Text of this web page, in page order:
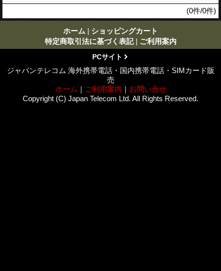
(0件/0件)
ホーム | ショッピングカート
特定商取引法に基づく表記 | ご利用案内
PCサイト
ジャパンテレコム 海外携帯電話・国内携帯電話・SIMカード販
売
ホーム ｜ ご利用案内 ｜ お問い合せ
Copyright (C) Japan Telecom Ltd. All Rights Reserved.